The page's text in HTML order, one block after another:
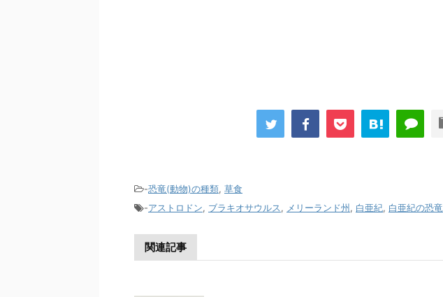
-恐竜(動物)の種類, 草食
-アストロドン, ブラキオサウルス, メリーランド州, 白亜紀, 白亜紀の恐竜
関連記事